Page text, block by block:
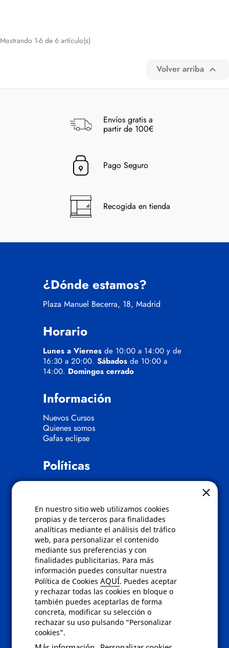
En nuestro sitio web utilizamos cookies
propias y de terceros para finalidades
analíticas mediante el análisis del tráfico
web, para personalizar el contenido
mediante sus preferencias y con
finalidades publicitarias. Para más
información puedes consultar nuestra
Política de CookiesAQUÍ. Puedes aceptar
y rechazar todas las cookies en bloque o
también puedes aceptarlas de forma
concreta, modificar su selección o
rechazar su uso pulsando “Personalizar
cookies".
Mostrando 1-6 de 6 artículo(s)
Volver arriba 
Envíos gratis a
partir de 100€
Pago Seguro
Recogida en tienda
¿Dónde estamos?
Plaza Manuel Becerra, 18, Madrid
Horario
Lunes a Viernes de 10:00 a 14:00 y de
16:30 a 20:00. Sábados de 10:00 a
14:00. Domingos cerrado
Información
Nuevos Cursos
Quienes somos
Gafas eclipse
Políticas
Condiciones de compra
Cookies
Bajas comunicados comerciales
Derecho de desistimiento
Preguntas frecuentes
Contacto
Envíanos un email ainfo@fotoroma.eso
bien rellena nuestroformulario de
contacto